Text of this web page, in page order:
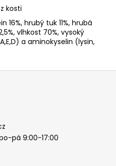
kosti
hrubý tuk 11%, hrubá
vlhkost 70%, vysoký
a aminokyselin (lysin,
pá 9:00-17:00